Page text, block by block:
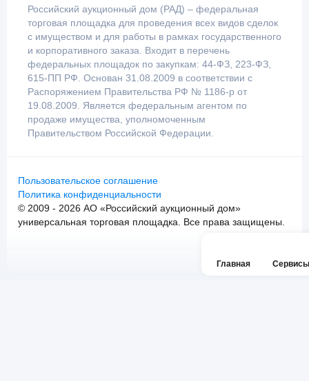
Главная Сервисы
Российский аукционный дом (РАД) – федеральная
торговая площадка для проведения всех видов сделок
с имуществом и для работы в рамках государственного
и корпоративного заказа. Входит в перечень
федеральных площадок по закупкам: 44-ФЗ, 223-ФЗ,
615-ПП РФ. Основан 31.08.2009 в соответствии с
Распоряжением Правительства РФ № 1186-р от
19.08.2009. Является федеральным агентом по
продаже имущества, уполномоченным
Правительством Российской Федерации.
Пользовательское соглашение
Политика конфиденциальности
© 2009 - 2026 АО «Российский аукционный дом»
универсальная торговая площадка. Все права защищены.